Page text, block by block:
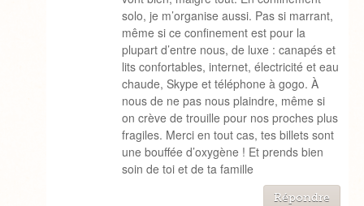
solo, je m’organise aussi. Pas si marrant,
même si ce confinement est pour la
plupart d’entre nous, de luxe : canapés et
lits confortables, internet, électricité et eau
chaude, Skype et téléphone à gogo. À
nous de ne pas nous plaindre, même si
on crève de trouille pour nos proches plus
fragiles. Merci en tout cas, tes billets sont
une bouffée d’oxygène ! Et prends bien
soin de toi et de ta famille
Répondre